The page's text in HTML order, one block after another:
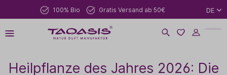
100% Bio Gratis Versand ab 50€ DE
Heilpflanze des Jahres 2026: Die